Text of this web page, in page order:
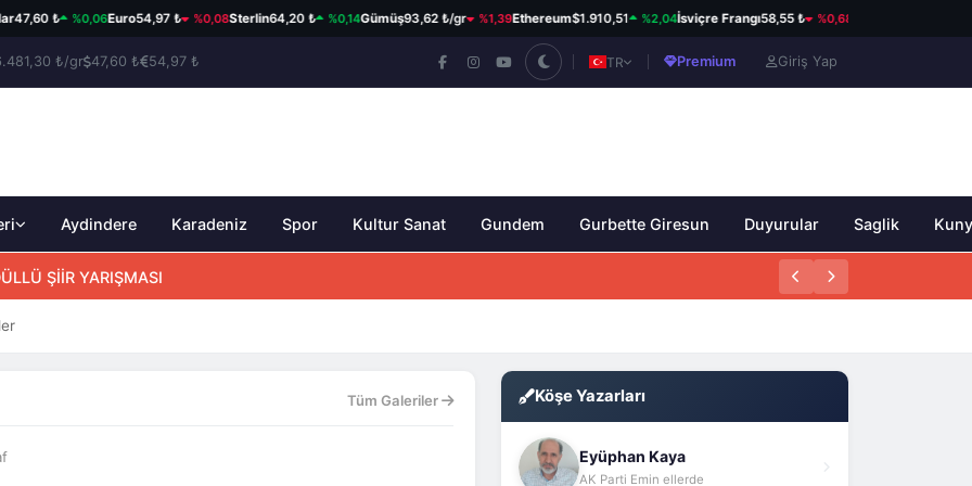
₺ %0,06Euro54,97 ₺ %0,08Sterlin64,20 ₺ %0,14Gümüş93,62 ₺/gr %1,39Ethereum$1.910,51 %2,04İsviçre Frangı58,55 ₺ %0,68Kanada Doları
₺/gr 47,60 ₺ 54,97 ₺ TR Premium Giriş Yap
Aydindere Karadeniz Spor Kultur Sanat Gundem Gurbette Giresun Duyurular Saglik
ŞİİR YARIŞMASI
Tüm Galeriler Köşe Yazarları
Eyüphan Kaya
AK Parti Emin ellerde